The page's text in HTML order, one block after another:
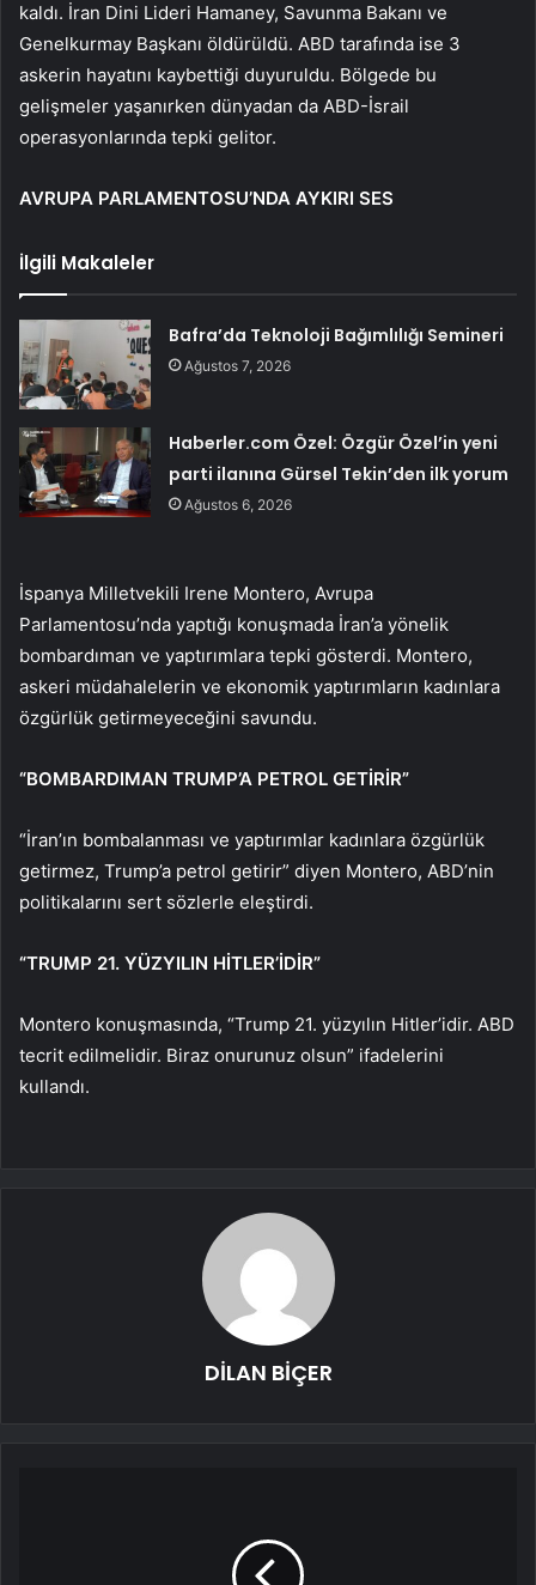
kaldı. İran Dini Lideri Hamaney, Savunma Bakanı ve
Genelkurmay Başkanı öldürüldü. ABD tarafında ise 3
askerin hayatını kaybettiği duyuruldu. Bölgede bu
gelişmeler yaşanırken dünyadan da ABD-İsrail
operasyonlarında tepki gelitor.
AVRUPA PARLAMENTOSU’NDA AYKIRI SES
İlgili Makaleler
Bafra’da Teknoloji Bağımlılığı Semineri
Ağustos 7, 2026
Haberler.com Özel: Özgür Özel’in yeni
parti ilanına Gürsel Tekin’den ilk yorum
Ağustos 6, 2026
İspanya Milletvekili Irene Montero, Avrupa
Parlamentosu’nda yaptığı konuşmada İran’a yönelik
bombardıman ve yaptırımlara tepki gösterdi. Montero,
askeri müdahalelerin ve ekonomik yaptırımların kadınlara
özgürlük getirmeyeceğini savundu.
“BOMBARDIMAN TRUMP’A PETROL GETİRİR”
“İran’ın bombalanması ve yaptırımlar kadınlara özgürlük
getirmez, Trump’a petrol getirir” diyen Montero, ABD’nin
politikalarını sert sözlerle eleştirdi.
“TRUMP 21. YÜZYILIN HİTLER’İDİR”
Montero konuşmasında, “Trump 21. yüzyılın Hitler’idir. ABD
tecrit edilmelidir. Biraz onurunuz olsun” ifadelerini
kullandı.
DİLAN BİÇER